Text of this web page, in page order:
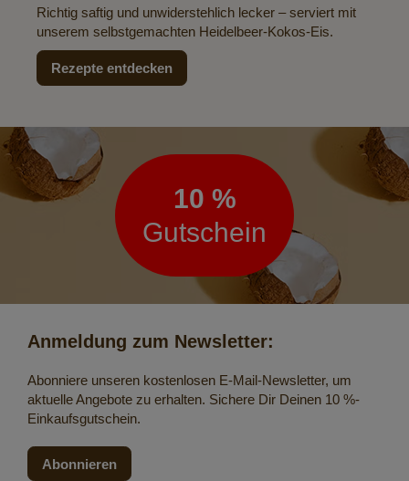
Richtig saftig und unwiderstehlich lecker – serviert mit
unserem selbstgemachten Heidelbeer-Kokos-Eis.
Rezepte entdecken
Newsletter
10 %
Gutschein
Anmeldung zum Newsletter:
Abonniere unseren kostenlosen E-Mail-Newsletter, um
aktuelle Angebote zu erhalten. Sichere Dir Deinen 10 %-
Einkaufsgutschein.
Abonnieren